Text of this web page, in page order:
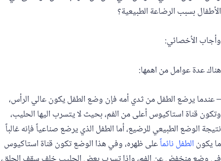
الأطفال بسبب الرضاعة الطبيعية؟
وأجاب الأخصائي:
هناك عدة عوامل من اهمها:
– عندما يرضع الطفل من ثدي أمه فإن وضع الطفل يكون عالي الرأس،
وتكون قناة استاكيوس أعلى من الفم، بحيث لا يتسرب اليها الحليب،
نتيجة الوضع الطبيعي للرضيع، أما الطفل الذي يرضع صناعياً فإنه غالباً
ما يكونالطفل نائماًعلى ظهره، وفي هذا الوضع تكون قناة استاكيوس